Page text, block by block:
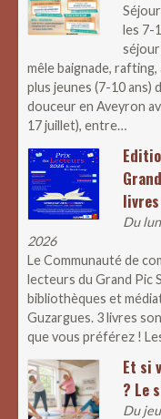
les 7-
mêle baignade,
plus jeunes (7-10
douceur en Aveyron
17 juillet), entre…
Du
2026
Le Communauté de
lecteurs du Grand Pic
bibliothèques et
Guzargues. 3 livres
que vous préférez !
Et si
? Le
Du